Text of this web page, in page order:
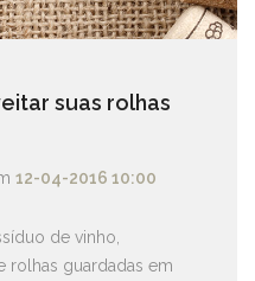
suas rolhas
12-04-2016 10:00
de vinho,
rolhas guardadas em